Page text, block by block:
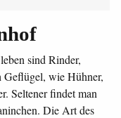
sind Rinder,
Geflügel, wie Hühner,
Seltener findet man
Die Art des